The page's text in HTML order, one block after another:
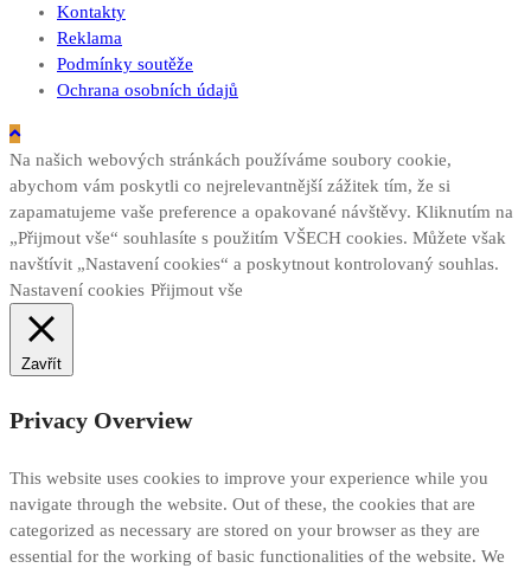
Kontakty
Reklama
Podmínky soutěže
Ochrana osobních údajů
Na našich webových stránkách používáme soubory cookie,
abychom vám poskytli co nejrelevantnější zážitek tím, že si
zapamatujeme vaše preference a opakované návštěvy. Kliknutím na
„Přijmout vše“ souhlasíte s použitím VŠECH cookies. Můžete však
navštívit „Nastavení cookies“ a poskytnout kontrolovaný souhlas.
Nastavení cookies Přijmout vše
Zavřít
Privacy Overview
This website uses cookies to improve your experience while you
navigate through the website. Out of these, the cookies that are
categorized as necessary are stored on your browser as they are
essential for the working of basic functionalities of the website. We